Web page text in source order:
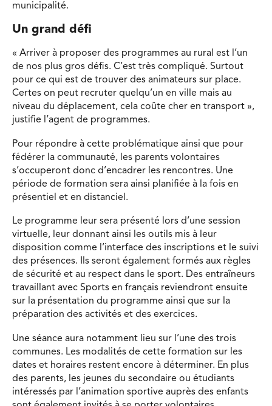
municipalité.
Un grand défi
« Arriver à proposer des programmes au rural est l’un
de nos plus gros défis. C’est très compliqué. Surtout
pour ce qui est de trouver des animateurs sur place.
Certes on peut recruter quelqu’un en ville mais au
niveau du déplacement, cela coûte cher en transport »,
justifie l’agent de programmes.
Pour répondre à cette problématique ainsi que pour
fédérer la communauté, les parents volontaires
s’occuperont donc d’encadrer les rencontres. Une
période de formation sera ainsi planifiée à la fois en
présentiel et en distanciel.
Le programme leur sera présenté lors d’une session
virtuelle, leur donnant ainsi les outils mis à leur
disposition comme l’interface des inscriptions et le suivi
des présences. Ils seront également formés aux règles
de sécurité et au respect dans le sport. Des entraîneurs
travaillant avec Sports en français reviendront ensuite
sur la présentation du programme ainsi que sur la
préparation des activités et des exercices.
Une séance aura notamment lieu sur l’une des trois
communes. Les modalités de cette formation sur les
dates et horaires restent encore à déterminer. En plus
des parents, les jeunes du secondaire ou étudiants
intéressés par l’animation sportive auprès des enfants